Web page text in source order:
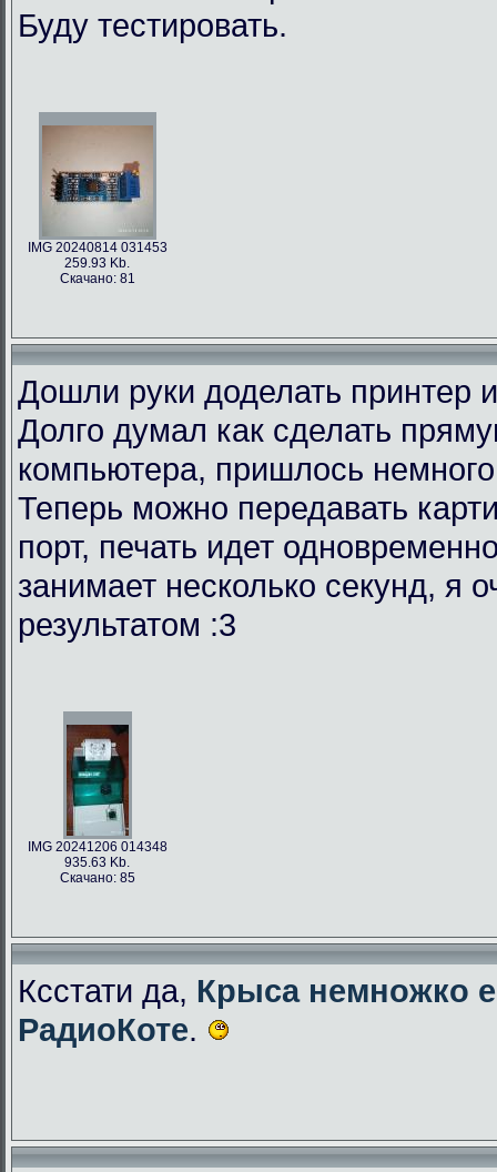
Буду тестировать.
IMG 20240814 031453
259.93 Kb.
Скачано: 81
Дошли руки доделать принтер
Долго думал как сделать
компьютера, пришлось немного
Теперь можно передавать
порт, печать идет
занимает несколько секунд, я
результатом :3
IMG 20241206 014348
935.63 Kb.
Скачано: 85
Ксстати да, Крыса немножко
РадиоКоте.